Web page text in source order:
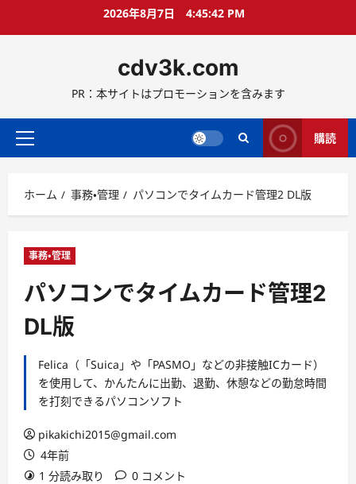
ス
ッ
2026年8月7日 4:45:43 PM
cdv3k.com
PR：本サイトはプロモーションを含みます
メ
メ
ニ
ー
購読
ホーム 事務・管理 パソコンでタイムカード管理2 DL版
事務・管理
パソコンでタイムカード管理2
DL版
Felica（「Suica」や「PASMO」などの非接触ICカード）
を使用して、かんたんに出勤、退勤、休憩などの勤怠時間
を打刻できるパソコンソフト
pikakichi2015@gmail.com
4年前
1 分読み取り
0 コメント